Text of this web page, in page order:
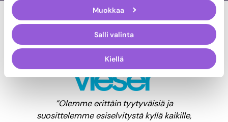
Muokkaa
Salli valinta
Kiellä
”Olemme erittäin tyytyväisiä ja
suosittelemme esiselvitystä kyllä kaikille,